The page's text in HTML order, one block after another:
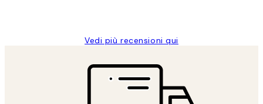
Vedi più recensioni qui